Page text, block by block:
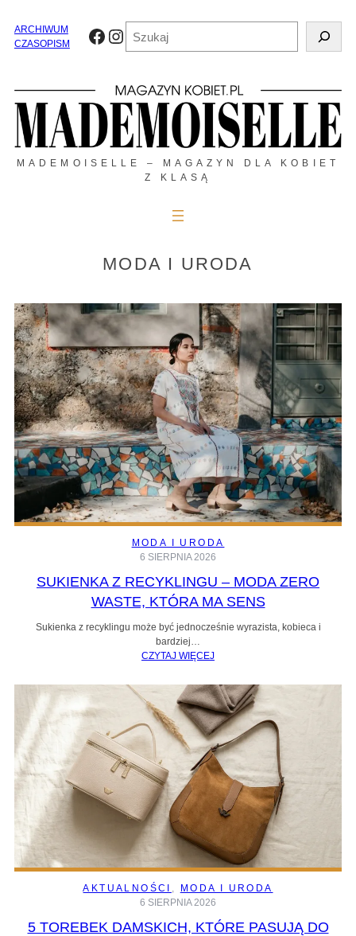
treściARCHIWUM
CZASOPISM
Facebook
Instagram
MADEMOISELLE – MAGAZYN DLA KOBIET
Z KLASĄ
MODA I URODA
MODA I URODA
6 SIERPNIA 2026
SUKIENKA Z RECYKLINGU – MODA ZERO
WASTE, KTÓRA MA SENS
Sukienka z recyklingu może być jednocześnie wyrazista, kobieca i
bardziej…
CZYTAJ WIĘCEJ
AKTUALNOŚCI ,
MODA I URODA
6 SIERPNIA 2026
5 TOREBEK DAMSKICH, KTÓRE PASUJĄ DO